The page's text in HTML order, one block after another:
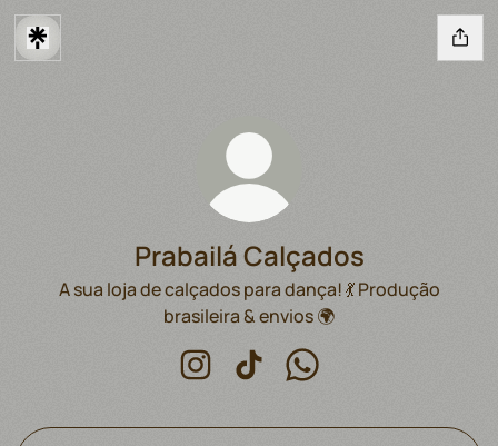
Prabailá Calçados
A sua loja de calçados para dança! 💃 Produção
brasileira & envios 🌍